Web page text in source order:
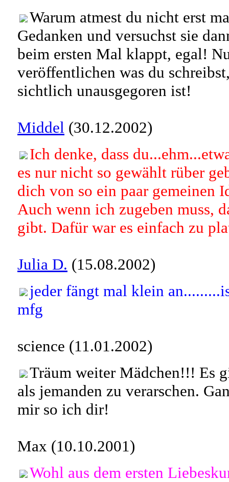
Warum atmest du nicht erst
Gedanken und versuchst sie
beim ersten Mal klappt, egal!
veröffentlichen was du
sichtlich unausgegoren ist!
Middel (30.12.2002)
Ich denke, dass
es nur nicht so gewählt rüber
dich von so ein paar gemeinen
Auch wenn ich zugeben muss,
gibt. Dafür war es einfach zu
Julia D. (15.08.2002)
jeder fängt mal klein
mfg
science (11.01.2002)
Träum weiter Mädchen!!! Es
als jemanden zu verarschen.
mir so ich dir!
Max (10.10.2001)
Wohl aus dem ersten